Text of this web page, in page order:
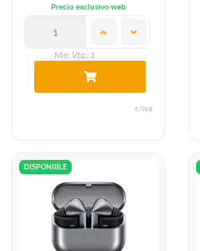
Precio exclusivo web
Min. Vta.: 1
c/iva
DISPONIBLE